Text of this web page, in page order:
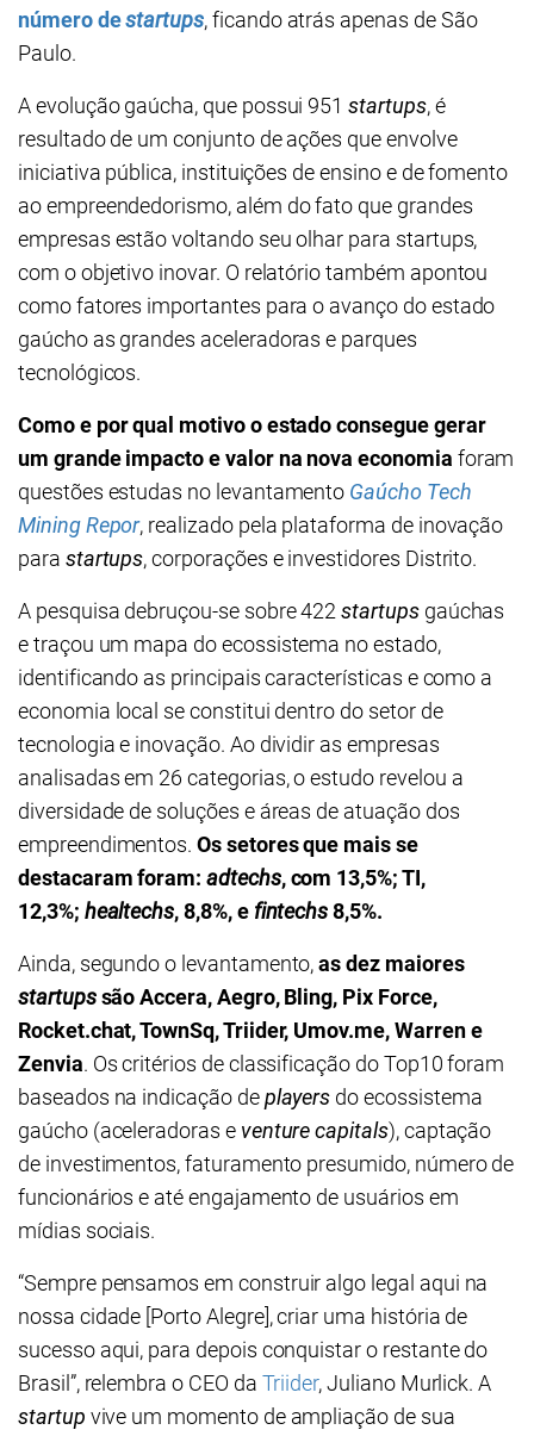
número destartups, ficando atrás apenas de São
Paulo.
A evolução gaúcha, que possui 951startups, é
resultado de um conjunto de ações que envolve
iniciativa pública, instituições de ensino e de fomento
ao empreendedorismo, além do fato que grandes
empresas estão voltando seu olhar para startups,
com o objetivo inovar. O relatório também apontou
como fatores importantes para o avanço do estado
gaúcho as grandes aceleradoras e parques
tecnológicos.
Como e por qual motivo o estado consegue gerar
um grande impacto e valor na nova economia foram
questões estudas no levantamento Gaúcho Tech
Mining Repor, realizado pela plataforma de inovação
para startups, corporações e investidores Distrito.
A pesquisa debruçou-se sobre 422startupsgaúchas
e traçou um mapa do ecossistema no estado,
identificando as principais características e como a
economia local se constitui dentro do setor de
tecnologia e inovação. Ao dividir as empresas
analisadas em 26 categorias, o estudo revelou a
diversidade de soluções e áreas de atuação dos
empreendimentos.Os setores que mais se
destacaram foram:adtechs, com 13,5%; TI,
12,3%; healtechs, 8,8%, e fintechs8,5%.
Ainda, segundo o levantamento,as dez maiores
startupssão Accera, Aegro, Bling, Pix Force,
Rocket.chat, TownSq, Triider, Umov.me, Warren e
Zenvia. Os critérios de classificação do Top10 foram
baseados na indicação deplayers do ecossistema
gaúcho (aceleradoras e venture capitals), captação
de investimentos, faturamento presumido, número de
funcionários e até engajamento de usuários em
mídias sociais.
“Sempre pensamos em construir algo legal aqui na
nossa cidade [Porto Alegre], criar uma história de
sucesso aqui, para depois conquistar o restante do
Brasil”, relembra o CEO da Triider, Juliano Murlick. A
startup vive um momento de ampliação de sua